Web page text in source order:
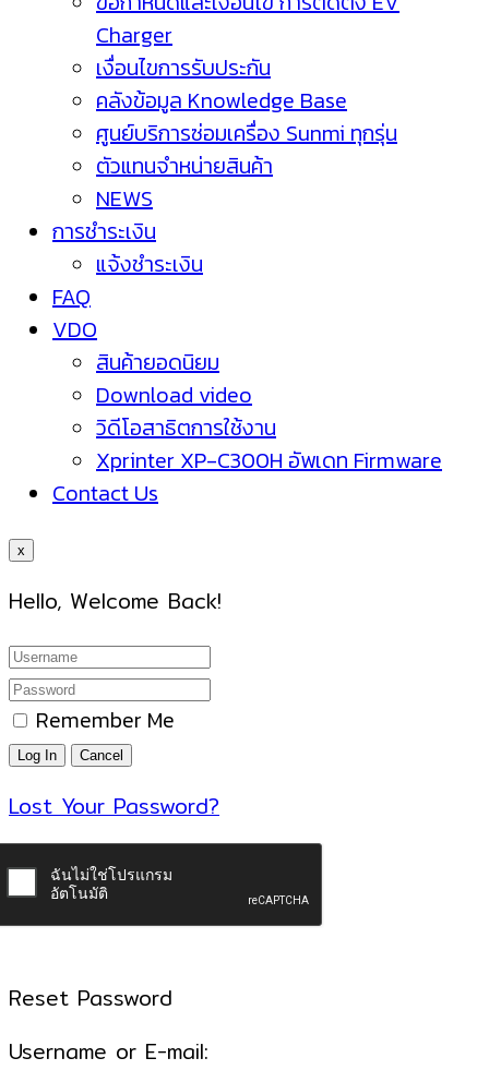
Charger
เงื่อนไขการรับประกัน
คลังข้อมูล Knowledge Base
ศูนย์บริการซ่อมเครื่อง Sunmi ทุกรุ่น
ตัวแทนจำหน่ายสินค้า
NEWS
การชำระเงิน
แจ้งชำระเงิน
FAQ
VDO
สินค้ายอดนิยม
Download video
วิดีโอสาธิตการใช้งาน
Xprinter XP-C300H อัพเดท Firmware
Contact Us
x
Hello, Welcome Back!
Remember Me
Lost Your Password?
Reset Password
Username or E-mail: